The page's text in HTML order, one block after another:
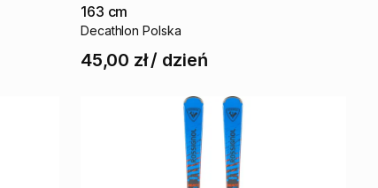
163 cm
Decathlon Polska
45,00 zł/ dzień